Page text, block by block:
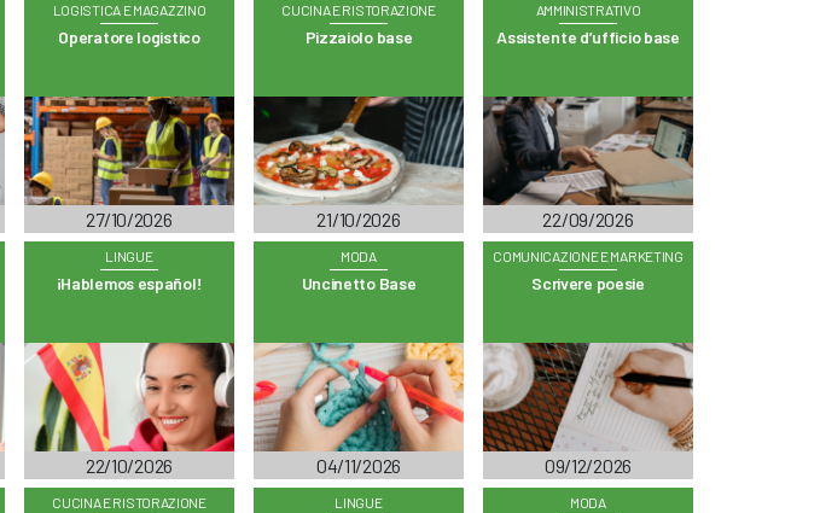
LOGISTICA E MAGAZZINO
Operatore logistico
27/10/2026
CUCINA E RISTORAZIONE
Pizzaiolo base
21/10/2026
AMMINISTRATIVO
Assistente d’ufficio base
22/09/2026
LINGUE
¡Hablemos español!
22/10/2026
MODA
Uncinetto Base
04/11/2026
COMUNICAZIONE E MARKETING
Scrivere poesie
09/12/2026
CUCINA E RISTORAZIONE LINGUE MODA